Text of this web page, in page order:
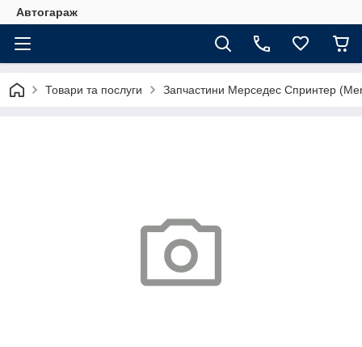
Автогараж
Товари та послуги Запчастини Мерседес Спринтер